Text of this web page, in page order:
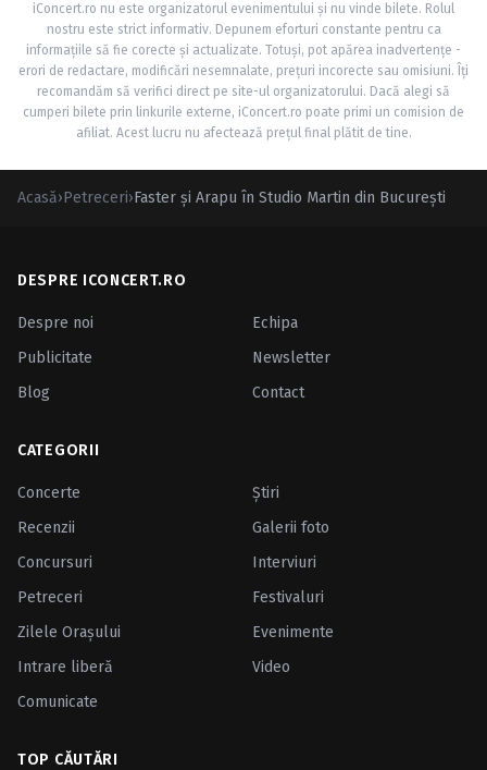
iConcert.ro nu este organizatorul evenimentului și nu vinde bilete. Rolul
nostru este strict informativ. Depunem eforturi constante pentru ca
informațiile să fie corecte și actualizate. Totuși, pot apărea inadvertențe -
erori de redactare, modificări nesemnalate, prețuri incorecte sau omisiuni. Îți
recomandăm să verifici direct pe site-ul organizatorului. Dacă alegi să
cumperi bilete prin linkurile externe, iConcert.ro poate primi un comision de
afiliat. Acest lucru nu afectează prețul final plătit de tine.
Acasă›Petreceri›Faster şi Arapu în Studio Martin din Bucureşti
DESPRE ICONCERT.RO
Despre noi
Echipa
Publicitate
Newsletter
Blog
Contact
CATEGORII
Concerte
Ştiri
Recenzii
Galerii foto
Concursuri
Interviuri
Petreceri
Festivaluri
Zilele Oraşului
Evenimente
Intrare liberă
Video
Comunicate
TOP CĂUTĂRI